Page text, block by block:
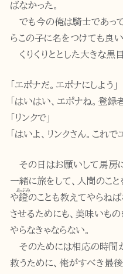
ばなかった。
でも今の俺は騎士であっ
らこの子に名をつけても良い
くりくりととした大きな黒
「エポナだ。エポナにしよう」
「はいはい、エポナね。登録
「リンクで」
「はいよ、リンクさん。これ
その日はお願いして馬房に
一緒に旅をして、人間のこ
や鐙
あぶみ
のことも教えてやらね
させるためにも、美味いも
やらなきゃならない。
そのためには相応の時間
救うために、俺がすべき最